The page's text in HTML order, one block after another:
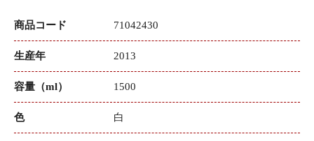
商品コード 71042430
生産年 2013
容量（ml） 1500
色 白